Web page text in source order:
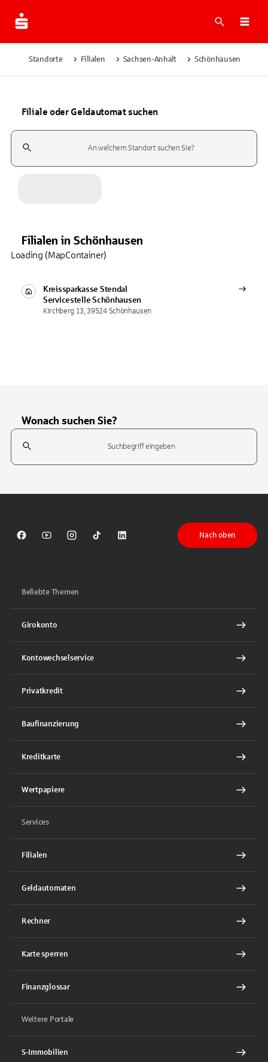
Suche
Standorte Filialen Sachsen-Anhalt Schönhausen
Filiale oder Geldautomat suchen
Suchfeld
Filialen in Schönhausen
Kreissparkasse Stendal
Servicestelle Schönhausen
Kirchberg 13, 39524 Schönhausen
Loading (MapContainer)
Wonach suchen Sie?
Suchfeld
Sparkasse auf Facebook
Sparkasse auf Youtube
Sparkasse auf Instagram
Sparkasse auf TikTok
Sparkasse auf LinkedIn
Nach oben
Beliebte Themen
Girokonto
Kontowechselservice
Privatkredit
Baufinanzierung
Kreditkarte
Wertpapiere
Services
Filialen
Geldautomaten
Rechner
Karte sperren
Finanzglossar
Weitere Portale
S-Immobilien